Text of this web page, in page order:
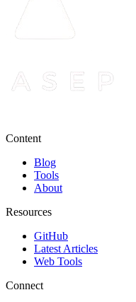
Content
Blog
Tools
About
Resources
GitHub
Latest Articles
Web Tools
Connect